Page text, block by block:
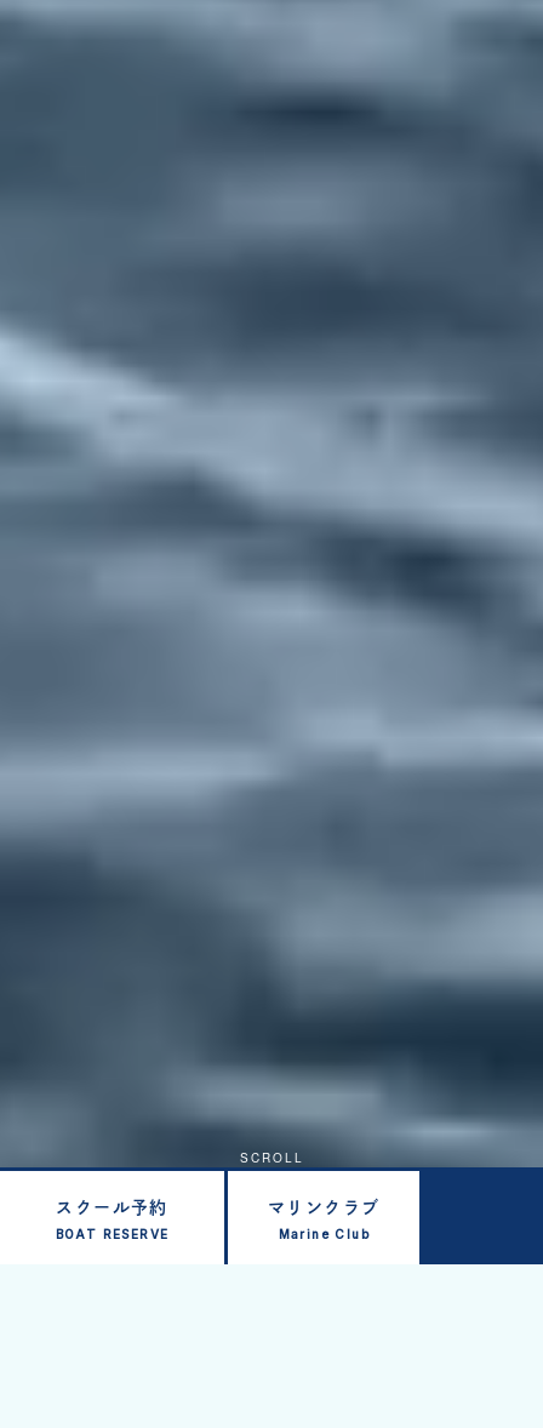
スクール予約
BOAT RESERVE
マリンクラブ
Marine Club
SCROLL